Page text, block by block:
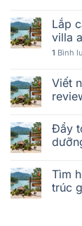
Lắp
villa
1 Bình
Viết
Đẩy
Tìm
trúc